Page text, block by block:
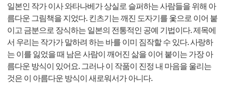
일본인 작가 이사 와타나베가 상실로 슬퍼하는 사람들을 위해 아
름다운 그림책을 지었다. 킨츠기는 깨진 도자기를 옻으로 이어 붙
이고 금분으로 장식하는 일본의 전통적인 공예 기법이다. 제목에
서 우리는 작가가 말하려 하는 바를 이미 짐작할 수 있다. 사랑하
는 이를 잃었을 때 남은 사람이 깨어진 삶을 이어 붙이는 가장 아
름다운 방식이 있어요. 그러나 이 작품이 진정 내 마음을 울리는
것은 이 아름다운 방식이 새로워서가 아니다.